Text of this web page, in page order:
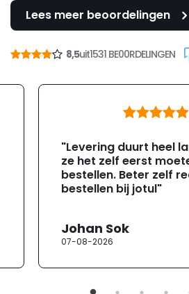
Lees meer beoordelingen
8,5uit1531 BE00RDELINGEN
"Levering duurt heel
ze het zelf eerst
bestellen. Beter zelf
bestellen bij jotul"
Johan Sok
07-08-2026